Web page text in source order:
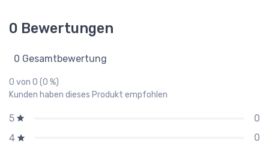
0 Bewertungen
0 Gesamtbewertung
0 von 0 (0 %)
Kunden haben dieses Produkt empfohlen
5
0
4
0